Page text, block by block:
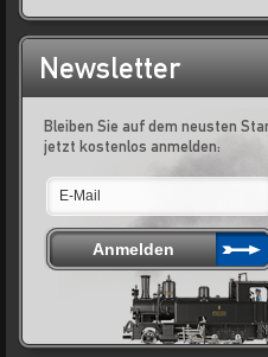
Newsletter
Bleiben Sie auf dem neusten
jetzt kostenlos anmelden: